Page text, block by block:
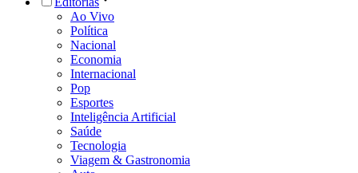
Ao Vivo
Política
Nacional
Economia
Internacional
Pop
Esportes
Inteligência Artificial
Saúde
Tecnologia
Viagem & Gastronomia